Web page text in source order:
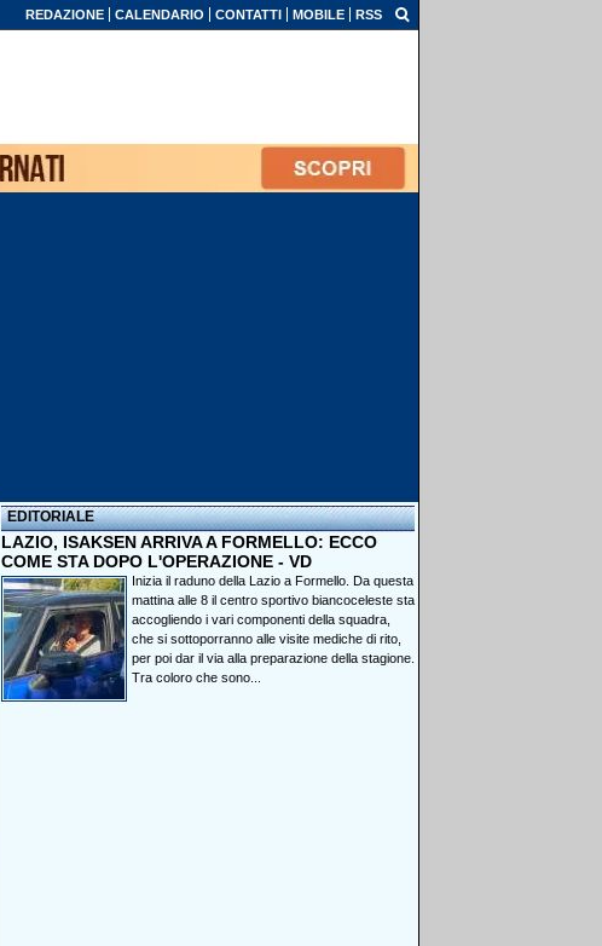
REDAZIONE CALENDARIO CONTATTI MOBILE RSS
EDITORIALE
LAZIO, ISAKSEN ARRIVA A FORMELLO: ECCO
COME STA DOPO L'OPERAZIONE - VD
Inizia il raduno della Lazio a Formello. Da questa
mattina alle 8 il centro sportivo biancoceleste sta
accogliendo i vari componenti della squadra,
che si sottoporranno alle visite mediche di rito,
per poi dar il via alla preparazione della stagione.
Tra coloro che sono...